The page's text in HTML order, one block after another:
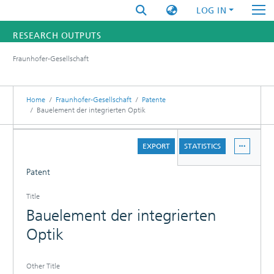
LOG IN
RESEARCH OUTPUTS
RESEARCHERS
INSTITUTES
Fraunhofer-Gesellschaft
Home Fraunhofer-Gesellschaft
Patente
Bauelement der integrierten Optik
EXPORT
STATISTICS
Patent
Title
Bauelement der integrierten
Optik
Other Title